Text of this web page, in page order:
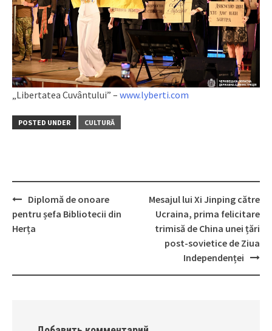
„Libertatea Cuvântului” – www.lyberti.com
POSTED UNDER CULTURĂ
Post
navigation
Diplomă de onoare
pentru șefa Bibliotecii din
Herța
Mesajul lui Xi Jinping către
Ucraina, prima felicitare
trimisă de China unei țări
post-sovietice de Ziua
Independenței